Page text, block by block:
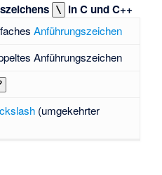
\ in C und C++
Anführungszeichen
Anführungszeichen
(umgekehrter